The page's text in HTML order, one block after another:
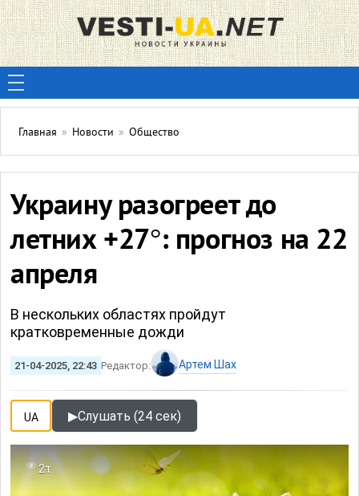
Главная » Новости » Общество
Украину разогреет до
летних +27°: прогноз на 22
апреля
В нескольких областях пройдут
кратковременные дожди
21-04-2025, 22:43 Редактор: Артем Шах
UA ▶Слушать (24 сек)
2т